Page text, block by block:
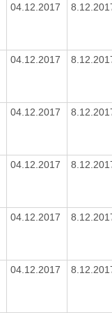
04.12.2017
04.12.2017
04.12.2017
04.12.2017
04.12.2017
04.12.2017